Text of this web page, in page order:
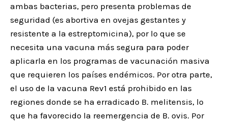
ambas bacterias, pero presenta problemas de
seguridad (es abortiva en ovejas gestantes y
resistente a la estreptomicina), por lo que se
necesita una vacuna más segura para poder
aplicarla en los programas de vacunación masiva
que requieren los países endémicos. Por otra parte,
el uso de la vacuna Rev1 está prohibido en las
regiones donde se ha erradicado B. melitensis, lo
que ha favorecido la reemergencia de B. ovis. Por